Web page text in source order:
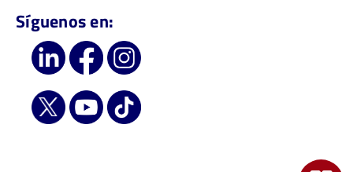
Síguenos en: